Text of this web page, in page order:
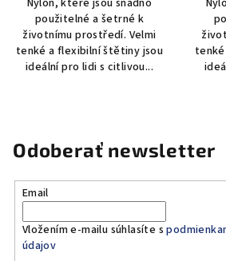
Nylon, které jsou snadno
použitelné a šetrné k
životnímu prostředí. Velmi
tenké a flexibilní štětiny jsou
ideální pro lidi s citlivou...
Odoberať newsletter
Email
Vložením e-mailu súhlasíte s
údajov